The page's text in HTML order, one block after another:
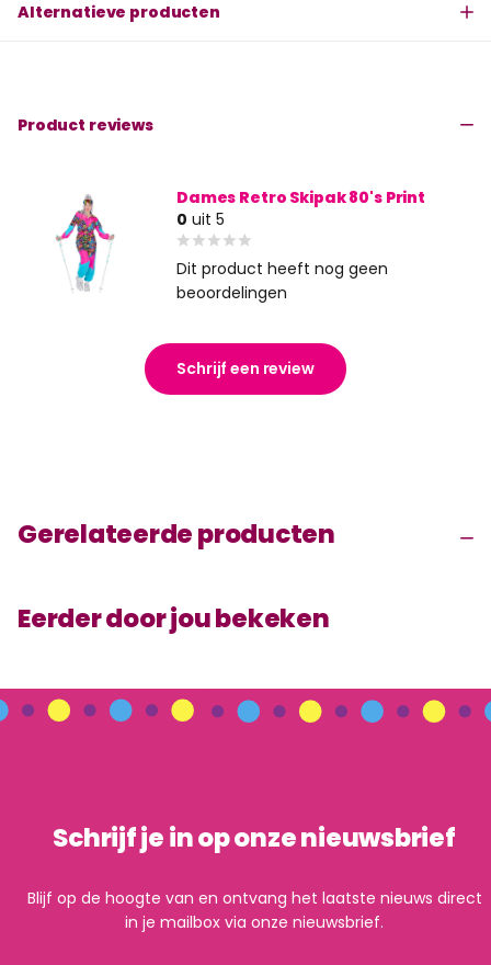
Alternatieve producten
Product reviews
Dames Retro Skipak 80's Print
0 uit 5
Dit product heeft nog geen
beoordelingen
Schrijf een review
Gerelateerde producten
Eerder door jou bekeken
Schrijf je in op onze nieuwsbrief
Blijf op de hoogte van en ontvang het laatste nieuws direct
in je mailbox via onze nieuwsbrief.